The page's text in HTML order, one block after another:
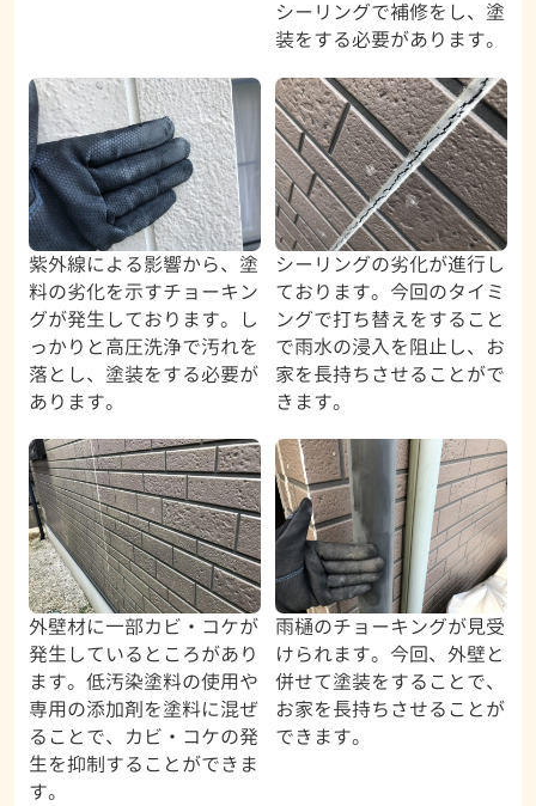
シーリングで補修をし、塗
装をする必要があります。
紫外線による影響から、塗
料の劣化を示すチョーキン
グが発生しております。し
っかりと高圧洗浄で汚れを
落とし、塗装をする必要が
あります。
シーリングの劣化が進行し
ております。今回のタイミ
ングで打ち替えをすること
で雨水の浸入を阻止し、お
家を長持ちさせることがで
きます。
外壁材に一部カビ・コケが
発生しているところがあり
ます。低汚染塗料の使用や
専用の添加剤を塗料に混ぜ
ることで、カビ・コケの発
生を抑制することができま
す。
雨樋のチョーキングが見受
けられます。今回、外壁と
併せて塗装をすることで、
お家を長持ちさせることが
できます。